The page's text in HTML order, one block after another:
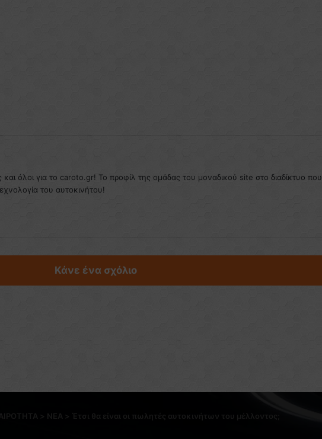
και όλοι για το caroto.gr! Το προφίλ της ομάδας του μοναδικού site στο διαδίκτυο που
του αυτοκινήτου!
Κάνε ένα σχόλιο